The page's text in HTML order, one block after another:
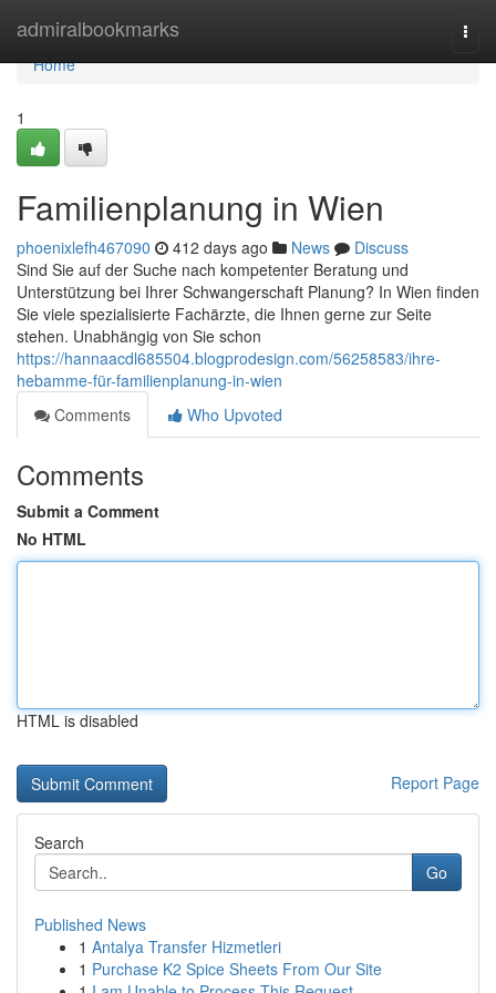
admiralbookmarks
Home
Home
1
Familienplanung in Wien
phoenixlefh467090 412 days ago News
Discuss
Sind Sie auf der Suche nach kompetenter Beratung und
Unterstützung bei Ihrer Schwangerschaft Planung? In Wien finden
Sie viele spezialisierte Fachärzte, die Ihnen gerne zur Seite
stehen. Unabhängig von Sie schon
https://hannaacdl685504.blogprodesign.com/56258583/ihre-
hebamme-für-familienplanung-in-wien
Comments
Who Upvoted
Comments
Submit a Comment
No HTML
HTML is disabled
Report Page
Search
Go
Published News
1 Antalya Transfer Hizmetleri
1 Purchase K2 Spice Sheets From Our Site